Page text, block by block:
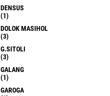
DENSUS
(1)
DOLOK MASIHOL
(3)
G.SITOLI
(3)
GALANG
(1)
GAROGA